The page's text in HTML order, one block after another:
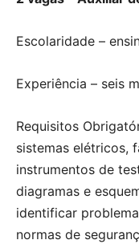
Escolaridade –
Experiência – seis
Requisitos
sistemas elétricos,
instrumentos de
diagramas e
identificar
normas de